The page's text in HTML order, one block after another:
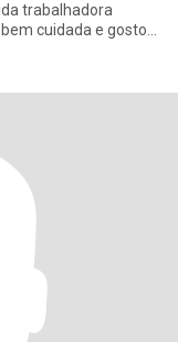
trabalhadora
cuidada e gosto